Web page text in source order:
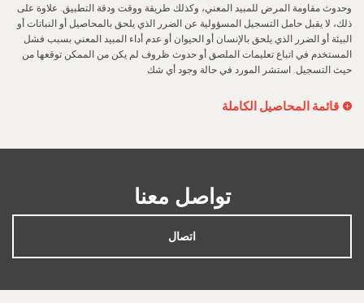
وحدوث مقاومة المرض للمبيد المعني، وكذلك طريقة ووقت ودقة التطبيق. علاوة على
ذلك، لا يقبل حامل التسجيل المسؤولية عن الضرر الذي يلحق بالمحاصيل أو النباتات أو
البيئة أو الضرر الذي يلحق بالإنسان أو الحيوان أو عدم أداء المبيد المعني بسبب فشل
المستخدم في اتباع تعليمات الملصق أو حدوث ظروف لم يكن من الممكن توقعها من
حيث التسجيل. استشر المورد في حالة وجود أي شك
قائمة المحاصيل الكاملة
تواصل معنا
اتصال